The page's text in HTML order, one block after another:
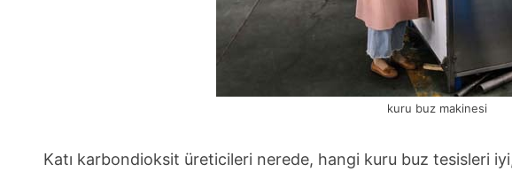
kuru buz makinesi
Katı karbondioksit üreticileri nerede, hangi kuru buz tesisleri